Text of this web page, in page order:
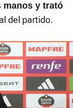
manos y trató
del partido.